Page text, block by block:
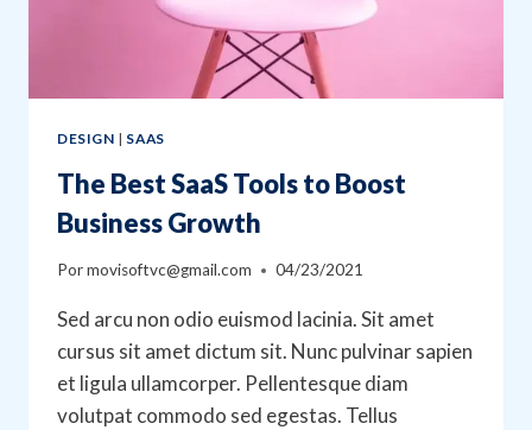
DESIGN | SAAS
The Best SaaS Tools to Boost
Business Growth
Pormovisoftvc@gmail.com 04/23/2021
Sed arcu non odio euismod lacinia. Sit amet
cursus sit amet dictum sit. Nunc pulvinar sapien
et ligula ullamcorper. Pellentesque diam
volutpat commodo sed egestas. Tellus